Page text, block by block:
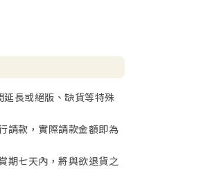
長或絕版、缺貨等特殊
請款，實際請款金額即為
期七天內，將與欲退貨之